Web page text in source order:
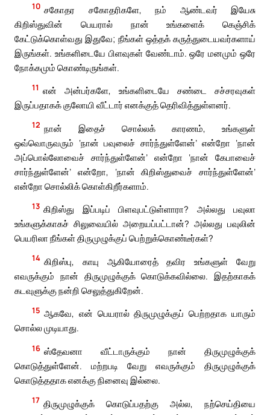
10 சகோதர சகோதரிகளே, நம் ஆண்டவர் இயேசு
கிறிஸ்துவின் பெயரால் நான் உங்களைக் கெஞ்சிக்
கேட்டுக்கொள்வது இதுவே; நீங்கள் ஒத்தக் கருத்துடையவர்களாய்
இருங்கள். உங்களிடையே பிளவுகள் வேண்டாம். ஒரே மனமும் ஒரே
நோக்கமும் கொண்டிருங்கள்.
11 என் அன்பர்களே, உங்களிடையே சண்டை சச்சரவுகள்
இருப்பதாகக் குலோயி வீட்டார் எனக்குத் தெரிவித்துள்ளனர்.
12 நான் இதைச் சொல்லக் காரணம், உங்களுள்
ஒவ்வொருவரும் ‘நான் பவுலைச் சார்ந்துள்ளேன்’ என்றோ ‘நான்
அப்பொல்லோவைச் சார்ந்துள்ளேன்’ என்றோ ‘நான் கேபாவைச்
சார்ந்துள்ளேன்’ என்றோ, ‘நான் கிறிஸ்துவைச் சார்ந்துள்ளேன்’
என்றோ சொல்லிக் கொள்கிறீர்களாம்.
13 கிறிஸ்து இப்படிப் பிளவுபட்டுள்ளாரா? அல்லது பவுலா
உங்களுக்காகச் சிலுவையில் அறையப்பட்டான்? அல்லது பவுலின்
பெயரிலா நீங்கள் திருமுழுக்குப் பெற்றுக்கொண்டீர்கள்?
14 கிறிஸ்பு, காயு ஆகியோரைத் தவிர உங்களுள் வேறு
எவருக்கும் நான் திருமுழுக்குக் கொடுக்கவில்லை. இதற்காகக்
கடவுளுக்கு நன்றி செலுத்துகிறேன்.
15 ஆகவே, என் பெயரால் திருமுழுக்குப் பெற்றதாக யாரும்
சொல்ல முடியாது.
16 ஸ்தேவனா வீட்டாருக்கும் நான் திருமுழுக்குக்
கொடுத்துள்ளேன். மற்றபடி வேறு எவருக்கும் திருமுழுக்குக்
கொடுத்ததாக எனக்கு நினைவு இல்லை.
17 திருமுழுக்குக் கொடுப்பதற்கு அல்ல, நற்செய்தியை